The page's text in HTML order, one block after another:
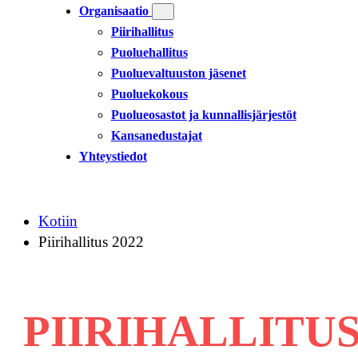
Organisaatio
Piirihallitus
Puoluehallitus
Puoluevaltuuston jäsenet
Puoluekokous
Puolueosastot ja kunnallisjärjestöt
Kansanedustajat
Yhteystiedot
Kotiin
Piirihallitus 2022